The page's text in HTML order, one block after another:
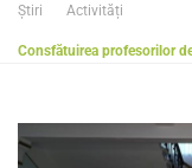
Știri Activități
Consfătuirea profesorilor